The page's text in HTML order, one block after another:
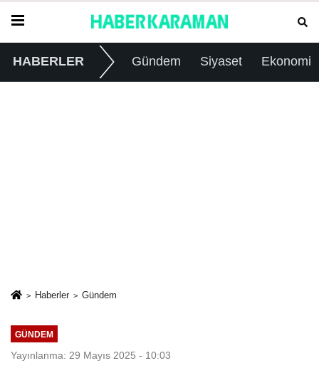
HABERLER Gündem Siyaset Ekonomi
Haberler Gündem
GÜNDEM
Yayınlanma: 29 Mayıs 2025 - 10:03